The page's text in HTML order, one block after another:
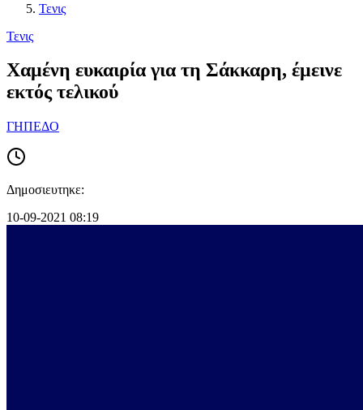
Τενις
Τενις
Χαμένη ευκαιρία για τη Σάκκαρη, έμεινε
εκτός τελικού
ΓΗΠΕΔΟ
Δημοσιευτηκε:
10-09-2021 08:19